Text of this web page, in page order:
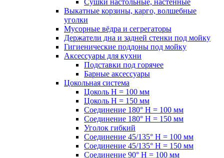
Выкатные корзины, карго, волшебные
уголки
Мусорные вёдра и сегрегаторы
Держатели дна и задней стенки под мойку
Гигиенические поддоны под мойку
Аксессуары для кухни
Подставки под горячее
Барные аксессуары
Цокольная система
Цоколь H = 100 мм
Цоколь H = 150 мм
Соединение 180° H = 100 мм
Соединение 180° H = 150 мм
Уголок гибкий
Соединение 45/135° H = 100 мм
Соединение 45/135° H = 150 мм
Соединение 90° H = 100 мм